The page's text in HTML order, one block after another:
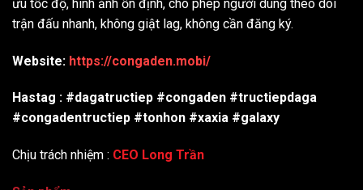
ưu tốc độ, hình ảnh ổn định, cho phép người dùng theo dõi
trận đấu nhanh, không giật lag, không cần đăng ký.
Website: https://congaden.mobi/
Hastag : #dagatructiep #congaden #tructiepdaga
#congadentructiep #tonhon #xaxia #galaxy
Chịu trách nhiệm : CEO Long Trần